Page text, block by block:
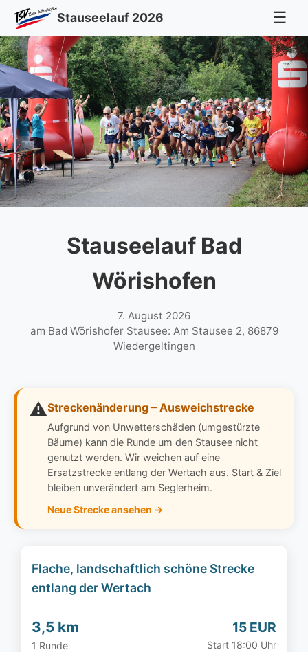
Stauseelauf 2026 ☰
Stauseelauf Bad
Wörishofen
7. August 2026
am Bad Wörishofer Stausee: Am Stausee 2, 86879
Wiedergeltingen
⚠️Streckenänderung – Ausweichstrecke
Aufgrund von Unwetterschäden (umgestürzte
Bäume) kann die Runde um den Stausee nicht
genutzt werden. Wir weichen auf eine
Ersatzstrecke entlang der Wertach aus. Start & Ziel
bleiben unverändert am Seglerheim.
Neue Strecke ansehen →
Flache, landschaftlich schöne Strecke
entlang der Wertach
3,5 km
1 Runde
15 EUR
Start 18:00 Uhr